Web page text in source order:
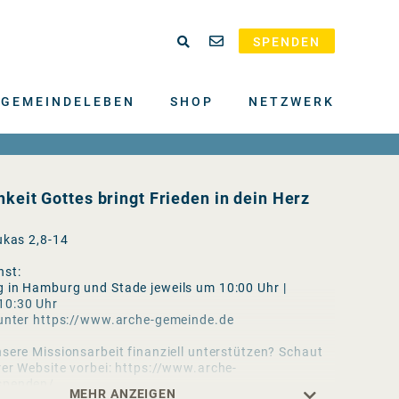
SPENDEN
GEMEINDELEBEN SHOP NETZWERK
Gottes bringt Frieden in dein Herz
2,8-14
in Hamburg und Stade jeweils um 10:00 Uhr |
Uhr
https://www.arche-gemeinde.de
Missionsarbeit finanziell unterstützen? Schaut
Website vorbei: https://www.arche-